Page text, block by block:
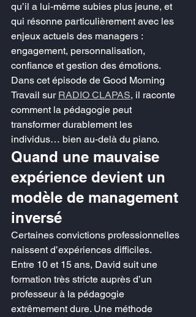
qu’il a lui-même subies plus jeune, et
qui résonne particulièrement avec les
enjeux actuels des managers :
engagement, personnalisation,
confiance et gestion des émotions.
Dans cet épisode de Good Morning
Travail sur RADIO CLAPAS, il raconte
comment la pédagogie peut
transformer durablement les
individus… bien au-delà du piano.
Quand une mauvaise
expérience devient un
modèle de management
inversé
Certaines convictions professionnelles
naissent d’expériences difficiles.
Entre 10 et 15 ans, David suit une
formation très stricte auprès d’un
professeur à la pédagogie
extrêmement dure. Une méthode